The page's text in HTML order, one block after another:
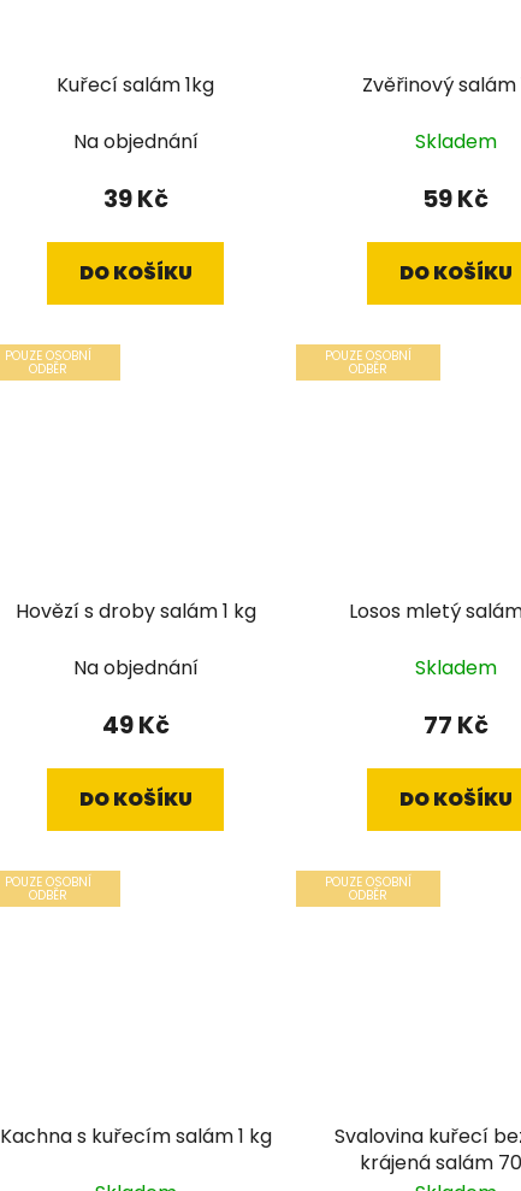
Kuřecí salám 1kg
Na objednání
39 Kč
DO KOŠÍKU
Zvěřinový salám
Skladem
59 Kč
DO KOŠÍKU
POUZE OSOBNÍ
ODBĚR
Hovězí s droby salám 1 kg
Na objednání
49 Kč
DO KOŠÍKU
POUZE OSOBNÍ
ODBĚR
Losos mletý
Skladem
77 Kč
DO KOŠÍKU
POUZE OSOBNÍ
ODBĚR
Kachna s kuřecím salám 1 kg
POUZE OSOBNÍ
ODBĚR
Svalovina kuřecí
krájená salám